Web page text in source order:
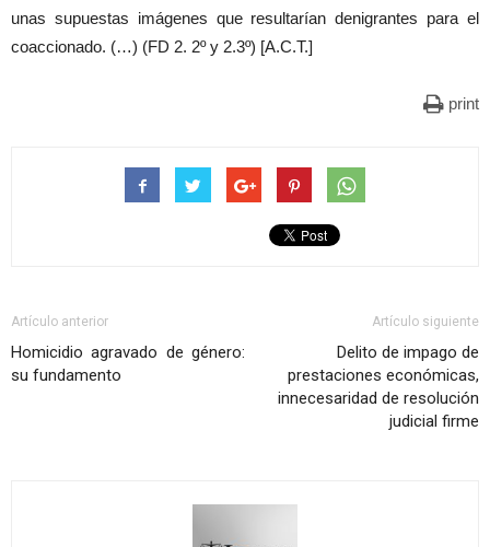
unas supuestas imágenes que resultarían denigrantes para el
coaccionado. (…) (FD 2. 2º y 2.3º) [A.C.T.]
print
Artículo anterior
Homicidio agravado de género:
su fundamento
Artículo siguiente
Delito de impago de
prestaciones económicas,
innecesaridad de resolución
judicial firme